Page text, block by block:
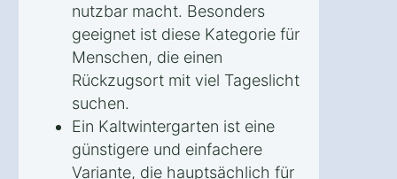
nutzbar macht. Besonders
geeignet ist diese Kategorie für
Menschen, die einen
Rückzugsort mit viel Tageslicht
suchen.
Ein Kaltwintergarten ist eine
günstigere und einfachere
Variante, die hauptsächlich für